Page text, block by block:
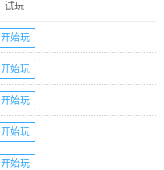
试玩
开始玩
开始玩
开始玩
开始玩
开始玩